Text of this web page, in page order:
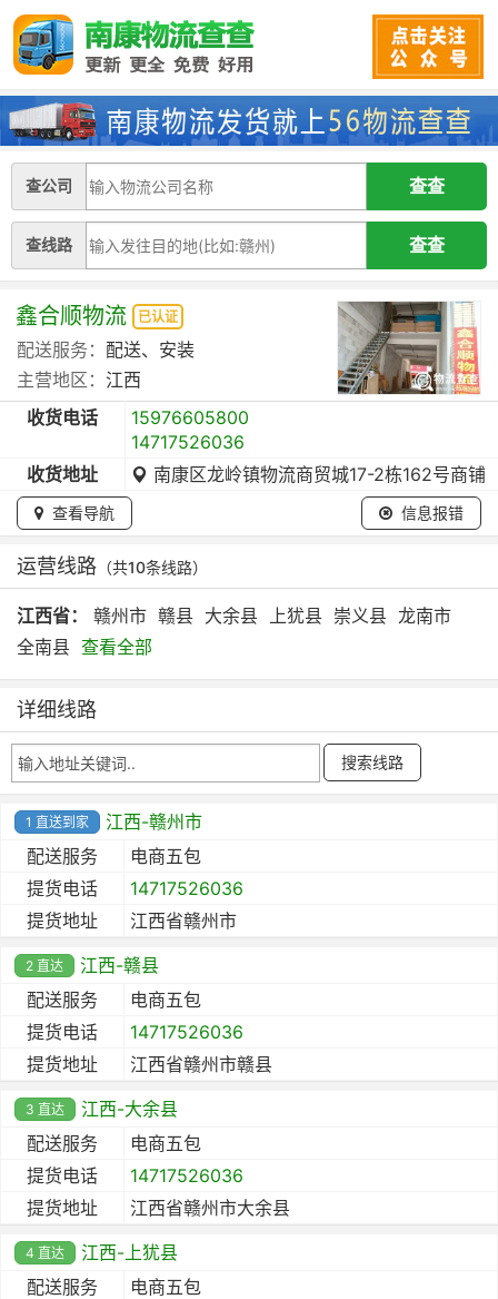
查公司
查线路
鑫合顺物流 已认证
配送服务： 配送、安装
主营地区： 江西
收货电话
15976605800
14717526036
收货地址
南康区龙岭镇物流商贸城17-2栋162号商铺
查看导航 信息报错
运营线路 （共10条线路）
江西省： 赣州市 赣县 大余县 上犹县 崇义县 龙南市
全南县 查看全部
详细线路
1 直送到家
江西-赣州市
配送服务
电商五包
提货电话
14717526036
提货地址
江西省赣州市
2 直达
江西-赣县
配送服务
电商五包
提货电话
14717526036
提货地址
江西省赣州市赣县
3 直达
江西-大余县
配送服务
电商五包
提货电话
14717526036
提货地址
江西省赣州市大余县
4 直达
江西-上犹县
配送服务
电商五包